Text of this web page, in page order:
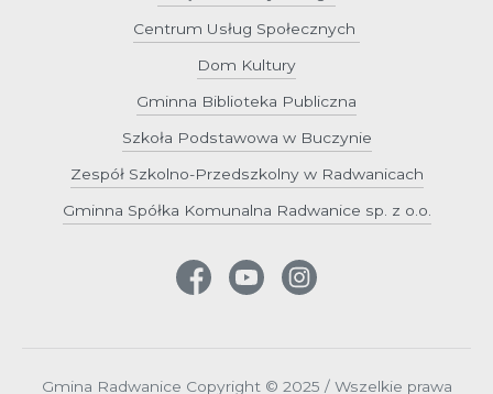
Centrum Usług Społecznych
Dom Kultury
Gminna Biblioteka Publiczna
Szkoła Podstawowa w Buczynie
Zespół Szkolno-Przedszkolny w Radwanicach
Gminna Spółka Komunalna Radwanice sp. z o.o.
Gmina Radwanice Copyright © 2025 / Wszelkie prawa